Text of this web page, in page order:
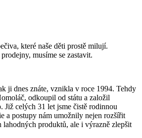
které naše děti prostě milují.
musíme se zastavit.
ji dnes znáte, vznikla v roce 1994. Tehdy
odkoupil od státu a založil
Již celých 31 let jsme čistě rodinnou
a postupy nám umožnily nejen rozšířit
produktů, ale i výrazně zlepšit